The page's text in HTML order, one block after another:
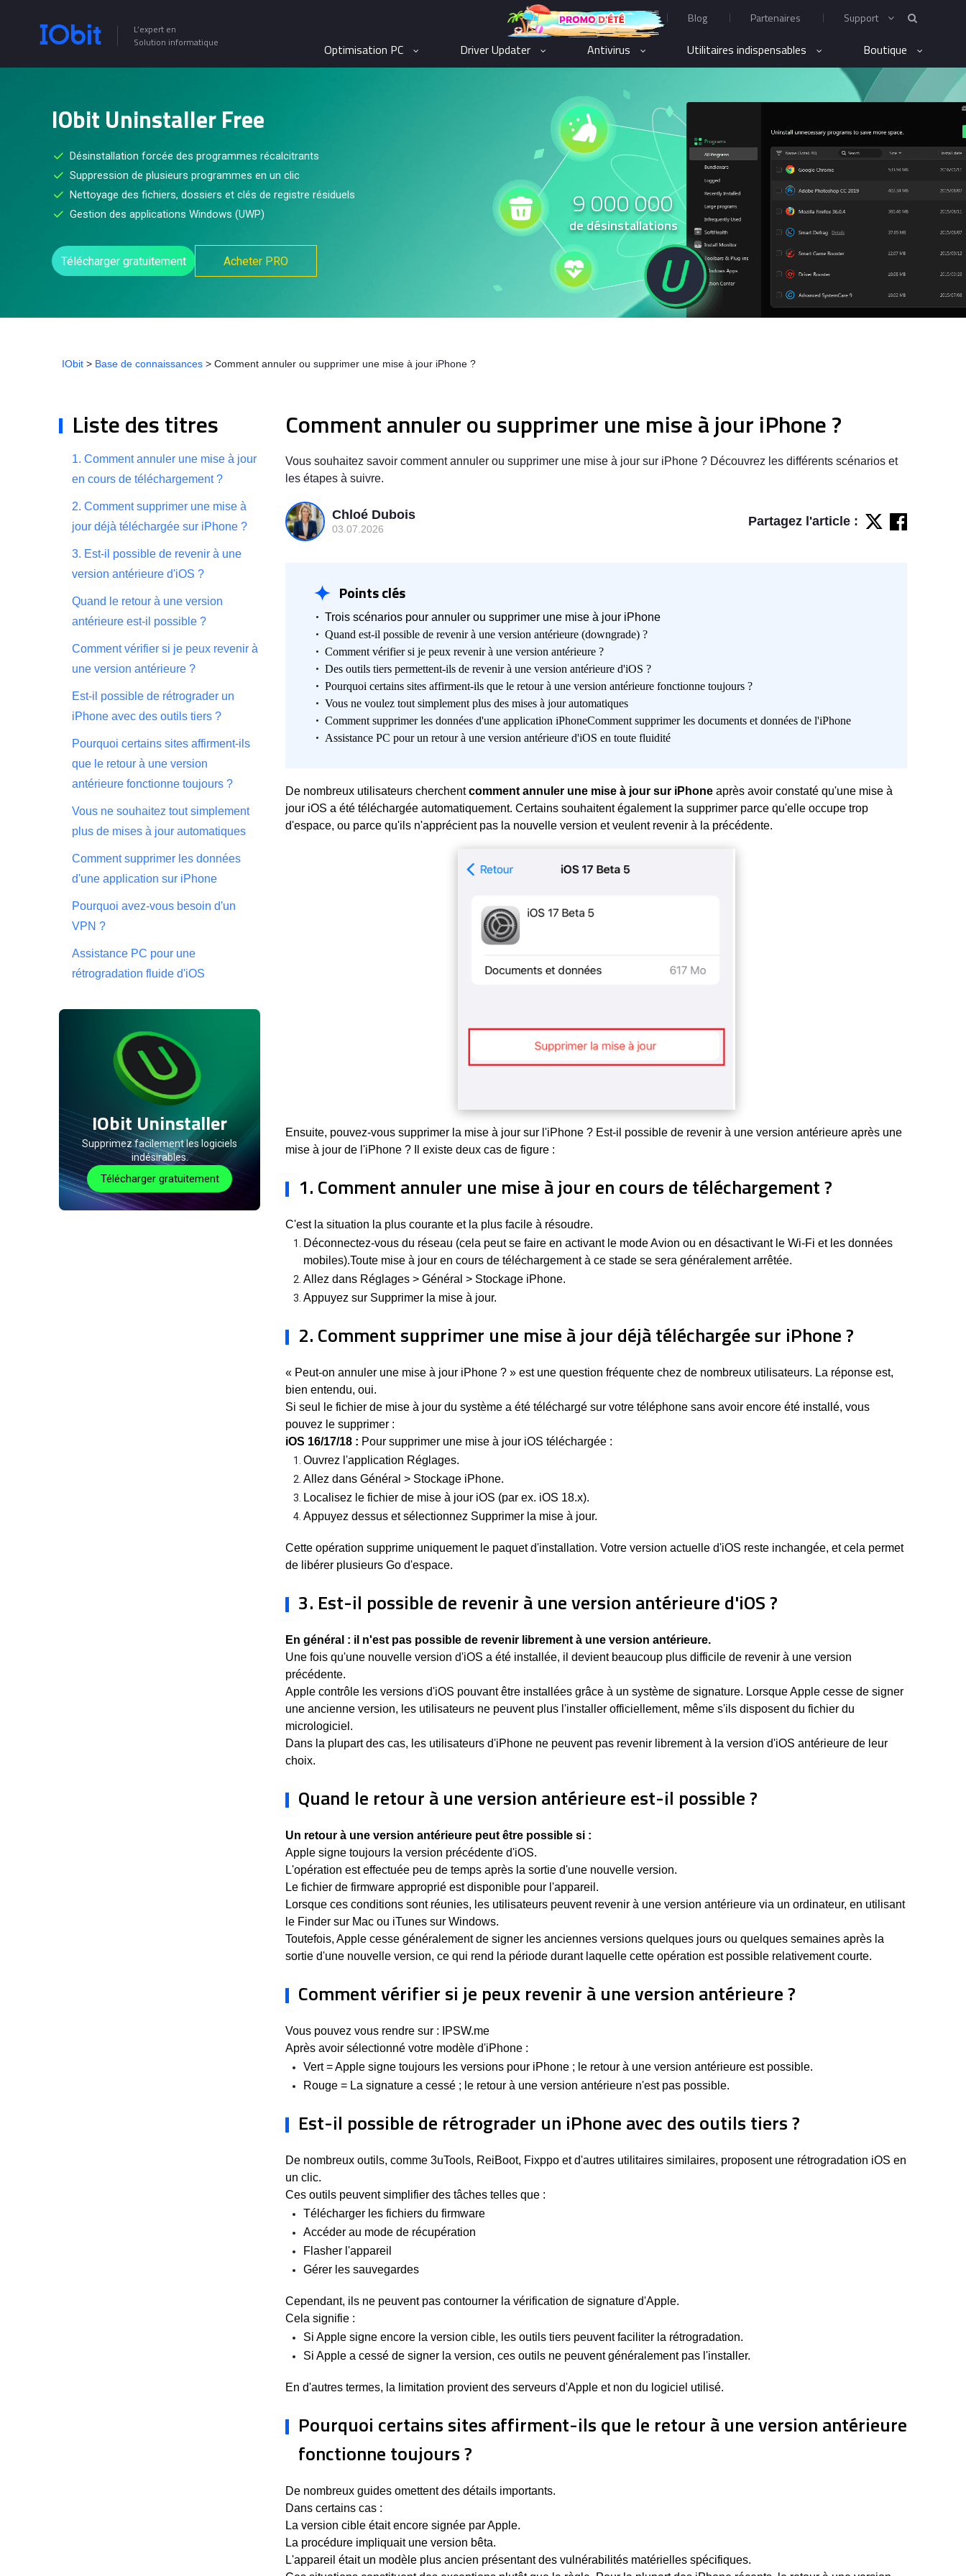
L’expert en
Solution informatique
Blog Partenaires Support
Optimisation PC Driver Updater Antivirus Utilitaires indispensables Boutique
IObit Uninstaller Free
Désinstallation forcée des programmes récalcitrants
Suppression de plusieurs programmes en un clic
Nettoyage des fichiers, dossiers et clés de registre résiduels
Gestion des applications Windows (UWP)
9 000 000
de désinstallations
Télécharger gratuitement Acheter PRO
IObit > Base de connaissances > Comment annuler ou supprimer une mise à jour iPhone ?
Liste des titres
1. Comment annuler une mise à jour
en cours de téléchargement ?
2. Comment supprimer une mise à
jour déjà téléchargée sur iPhone ?
3. Est-il possible de revenir à une
version antérieure d'iOS ?
Quand le retour à une version
antérieure est-il possible ?
Comment vérifier si je peux revenir à
une version antérieure ?
Est-il possible de rétrograder un
iPhone avec des outils tiers ?
Pourquoi certains sites affirment-ils
que le retour à une version
antérieure fonctionne toujours ?
Vous ne souhaitez tout simplement
plus de mises à jour automatiques
Comment supprimer les données
d'une application sur iPhone
Pourquoi avez-vous besoin d'un
VPN ?
Assistance PC pour une
rétrogradation fluide d'iOS
IObit Uninstaller
Supprimez facilement les logiciels
indésirables.
Télécharger gratuitement
Comment annuler ou supprimer une mise à jour iPhone ?
Vous souhaitez savoir comment annuler ou supprimer une mise à jour sur iPhone ? Découvrez les différents scénarios et
les étapes à suivre.
Chloé Dubois
03.07.2026
Partagez l'article :
Points clés
Trois scénarios pour annuler ou supprimer une mise à jour iPhone
Quand est-il possible de revenir à une version antérieure (downgrade) ?
Comment vérifier si je peux revenir à une version antérieure ?
Des outils tiers permettent-ils de revenir à une version antérieure d'iOS ?
Pourquoi certains sites affirment-ils que le retour à une version antérieure fonctionne toujours ?
Vous ne voulez tout simplement plus des mises à jour automatiques
Comment supprimer les données d'une application iPhoneComment supprimer les documents et données de l'iPhone
Assistance PC pour un retour à une version antérieure d'iOS en toute fluidité
De nombreux utilisateurs cherchentcomment annuler une mise à jour sur iPhone après avoir constaté qu'une mise à
jour iOS a été téléchargée automatiquement. Certains souhaitent également la supprimer parce qu'elle occupe trop
d'espace, ou parce qu'ils n'apprécient pas la nouvelle version et veulent revenir à la précédente.
Ensuite, pouvez-vous supprimer la mise à jour sur l'iPhone ? Est-il possible de revenir à une version antérieure après une
mise à jour de l'iPhone ? Il existe deux cas de figure :
1. Comment annuler une mise à jour en cours de téléchargement ?
C'est la situation la plus courante et la plus facile à résoudre.
Déconnectez-vous du réseau (cela peut se faire en activant le mode Avion ou en désactivant le Wi-Fi et les données
mobiles).Toute mise à jour en cours de téléchargement à ce stade se sera généralement arrêtée.
Allez dans Réglages > Général > Stockage iPhone.
Appuyez sur Supprimer la mise à jour.
2. Comment supprimer une mise à jour déjà téléchargée sur iPhone ?
« Peut-on annuler une mise à jour iPhone ? » est une question fréquente chez de nombreux utilisateurs. La réponse est,
bien entendu, oui.
Si seul le fichier de mise à jour du système a été téléchargé sur votre téléphone sans avoir encore été installé, vous
pouvez le supprimer :
iOS 16/17/18 : Pour supprimer une mise à jour iOS téléchargée :
Ouvrez l'application Réglages.
Allez dans Général > Stockage iPhone.
Localisez le fichier de mise à jour iOS (par ex. iOS 18.x).
Appuyez dessus et sélectionnez Supprimer la mise à jour.
Cette opération supprime uniquement le paquet d'installation. Votre version actuelle d'iOS reste inchangée, et cela permet
de libérer plusieurs Go d'espace.
3. Est-il possible de revenir à une version antérieure d'iOS ?
En général : il n'est pas possible de revenir librement à une version antérieure.
Une fois qu'une nouvelle version d'iOS a été installée, il devient beaucoup plus difficile de revenir à une version
précédente.
Apple contrôle les versions d'iOS pouvant être installées grâce à un système de signature. Lorsque Apple cesse de signer
une ancienne version, les utilisateurs ne peuvent plus l'installer officiellement, même s'ils disposent du fichier du
micrologiciel.
Dans la plupart des cas, les utilisateurs d'iPhone ne peuvent pas revenir librement à la version d'iOS antérieure de leur
choix.
Quand le retour à une version antérieure est-il possible ?
Un retour à une version antérieure peut être possible si :
Apple signe toujours la version précédente d'iOS.
L'opération est effectuée peu de temps après la sortie d'une nouvelle version.
Le fichier de firmware approprié est disponible pour l'appareil.
Lorsque ces conditions sont réunies, les utilisateurs peuvent revenir à une version antérieure via un ordinateur, en utilisant
le Finder sur Mac ou iTunes sur Windows.
Toutefois, Apple cesse généralement de signer les anciennes versions quelques jours ou quelques semaines après la
sortie d'une nouvelle version, ce qui rend la période durant laquelle cette opération est possible relativement courte.
Comment vérifier si je peux revenir à une version antérieure ?
Vous pouvez vous rendre sur : IPSW.me
Après avoir sélectionné votre modèle d'iPhone :
Vert = Apple signe toujours les versions pour iPhone ; le retour à une version antérieure est possible.
Rouge = La signature a cessé ; le retour à une version antérieure n'est pas possible.
Est-il possible de rétrograder un iPhone avec des outils tiers ?
De nombreux outils, comme 3uTools, ReiBoot, Fixppo et d'autres utilitaires similaires, proposent une rétrogradation iOS en
un clic.
Ces outils peuvent simplifier des tâches telles que :
Télécharger les fichiers du firmware
Accéder au mode de récupération
Flasher l'appareil
Gérer les sauvegardes
Cependant, ils ne peuvent pas contourner la vérification de signature d'Apple.
Cela signifie :
Si Apple signe encore la version cible, les outils tiers peuvent faciliter la rétrogradation.
Si Apple a cessé de signer la version, ces outils ne peuvent généralement pas l'installer.
En d'autres termes, la limitation provient des serveurs d'Apple et non du logiciel utilisé.
Pourquoi certains sites affirment-ils que le retour à une version antérieure
fonctionne toujours ?
De nombreux guides omettent des détails importants.
Dans certains cas :
La version cible était encore signée par Apple.
La procédure impliquait une version bêta.
L'appareil était un modèle plus ancien présentant des vulnérabilités matérielles spécifiques.